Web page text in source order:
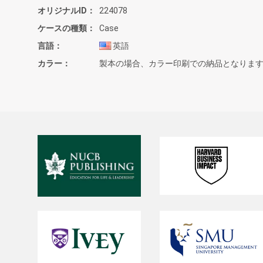
オリジナルID
224078
ケースの種類
Case
言語
英語
カラー
製本の場合、カラー印刷での納品となりま